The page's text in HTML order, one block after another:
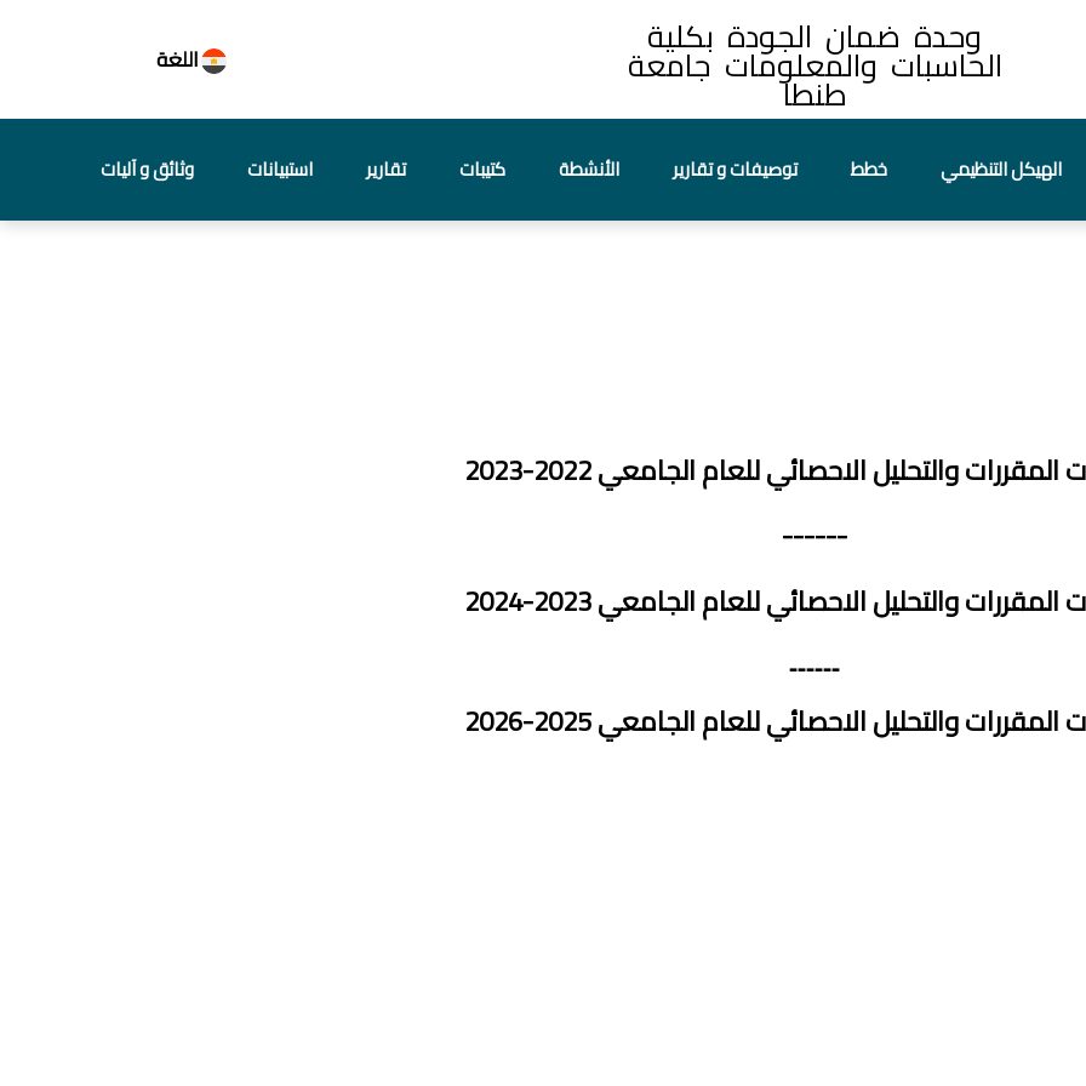
وحدة ضمان الجودة بكلية
الحاسبات والمعلومات جامعة
طنطا
اللغة
الهيكل التنظيمي خطط توصيفات و تقارير الأنشطة كتيبات تقارير استبيانات وثائق و آليات
المقررات والتحليل الاحصائي للعام الجامعي 2022-2023
------
المقررات والتحليل الاحصائي للعام الجامعي 2023-2024
------
المقررات والتحليل الاحصائي للعام الجامعي 2025-2026